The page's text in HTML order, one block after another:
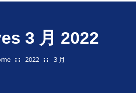
3 月 2022
2022 3 月